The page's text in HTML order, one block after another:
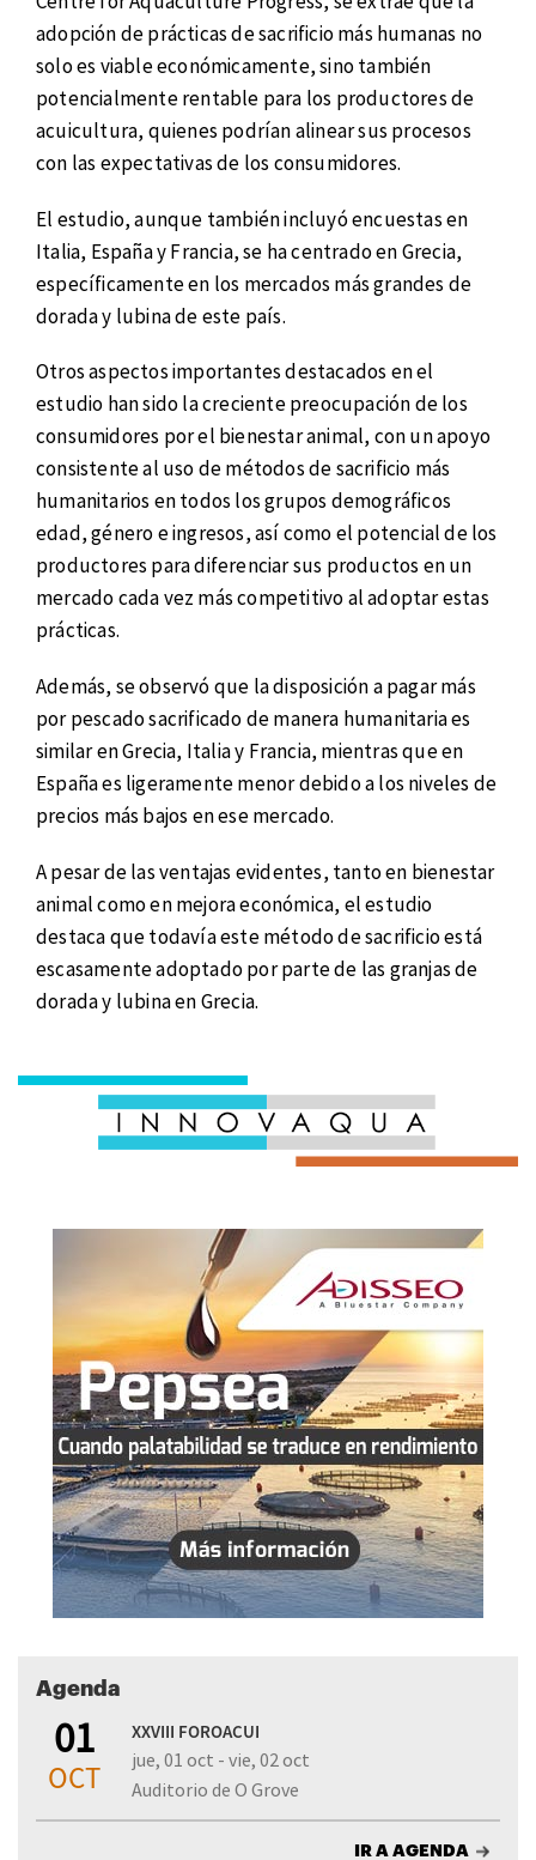
adopción de prácticas de sacrificio más humanas no
solo es viable económicamente, sino también
potencialmente rentable para los productores de
acuicultura, quienes podrían alinear sus procesos
con las expectativas de los consumidores.
El estudio, aunque también incluyó encuestas en
Italia, España y Francia, se ha centrado en Grecia,
específicamente en los mercados más grandes de
dorada y lubina de este país.
Otros aspectos importantes destacados en el
estudio han sido la creciente preocupación de los
consumidores por el bienestar animal, con un apoyo
consistente al uso de métodos de sacrificio más
humanitarios en todos los grupos demográficos
edad, género e ingresos, así como el potencial de los
productores para diferenciar sus productos en un
mercado cada vez más competitivo al adoptar estas
prácticas.
Además, se observó que la disposición a pagar más
por pescado sacrificado de manera humanitaria es
similar en Grecia, Italia y Francia, mientras que en
España es ligeramente menor debido a los niveles de
precios más bajos en ese mercado.
A pesar de las ventajas evidentes, tanto en bienestar
animal como en mejora económica, el estudio
destaca que todavía este método de sacrificio está
escasamente adoptado por parte de las granjas de
dorada y lubina en Grecia.
Agenda
01
OCT
XXVIII FOROACUI
jue, 01 oct - vie, 02 oct
Auditorio de O Grove
IR A AGENDA